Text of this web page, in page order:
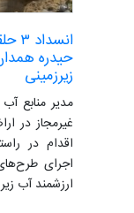
حیدره
زیرزمینی
غیرمجاز در
اقدام در
اجرای
ارزشمند آب